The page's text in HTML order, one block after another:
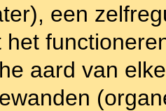
een
het
aard van